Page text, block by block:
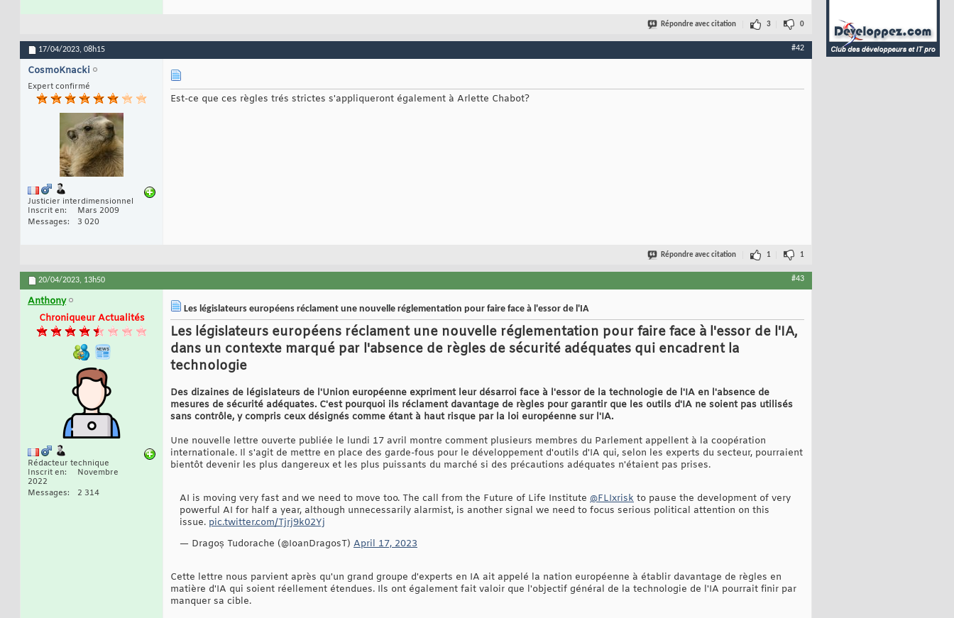
Répondre avec citation 3 0
17/04/2023, 08h15 #42
CosmoKnacki
Expert confirmé
Justicier interdimensionnel
Inscrit en
Mars 2009
Messages
3 020
Est-ce que ces règles trés strictes s'appliqueront également à Arlette Chabot?
Répondre avec citation 1 1
20/04/2023, 13h50 #43
Anthony
Chroniqueur Actualités
Rédacteur technique
Inscrit en
Novembre
2022
Messages
2 314
Les législateurs européens réclament une nouvelle réglementation pour faire face à l'essor de l'IA
Les législateurs européens réclament une nouvelle réglementation pour faire face à l'essor de l'IA,
dans un contexte marqué par l'absence de règles de sécurité adéquates qui encadrent la
technologie
Des dizaines de législateurs de l'Union européenne expriment leur désarroi face à l'essor de la technologie de l'IA en l'absence de
mesures de sécurité adéquates. C'est pourquoi ils réclament davantage de règles pour garantir que les outils d'IA ne soient pas utilisés
sans contrôle, y compris ceux désignés comme étant à haut risque par la loi européenne sur l'IA.
Une nouvelle lettre ouverte publiée le lundi 17 avril montre comment plusieurs membres du Parlement appellent à la coopération
internationale. Il s'agit de mettre en place des garde-fous pour le développement d'outils d'IA qui, selon les experts du secteur, pourraient
bientôt devenir les plus dangereux et les plus puissants du marché si des précautions adéquates n'étaient pas prises.
AI is moving very fast and we need to move too. The call from the Future of Life Institute @FLIxrisk to pause the development of very
powerful AI for half a year, although unnecessarily alarmist, is another signal we need to focus serious political attention on this
issue. pic.twitter.com/Tjrj9k02Yj
— Dragoș Tudorache (@IoanDragosT) April 17, 2023
Cette lettre nous parvient après qu'un grand groupe d'experts en IA ait appelé la nation européenne à établir davantage de règles en
matière d'IA qui soient réellement étendues. Ils ont également fait valoir que l'objectif général de la technologie de l'IA pourrait finir par
manquer sa cible.